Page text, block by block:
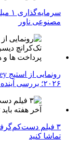
مصنوعی ناور
۲۰۲۶؛ بررسی آینده فین‌تک، پرداخت‌ ها و هوش مصنوعی
۳ فیلم
تماشا کنید